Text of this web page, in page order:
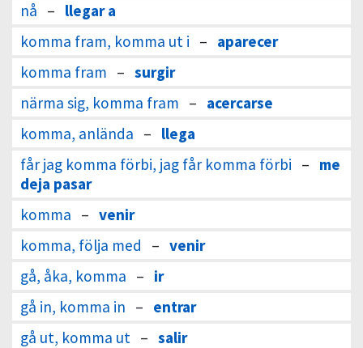
nå – llegar a
komma fram, komma ut i – aparecer
komma fram – surgir
närma sig, komma fram – acercarse
komma, anlända – llega
får jag komma förbi, jag får komma förbi – me
deja pasar
komma – venir
komma, följa med
– venir
gå, åka, komma – ir
gå in, komma in – entrar
gå ut, komma ut – salir